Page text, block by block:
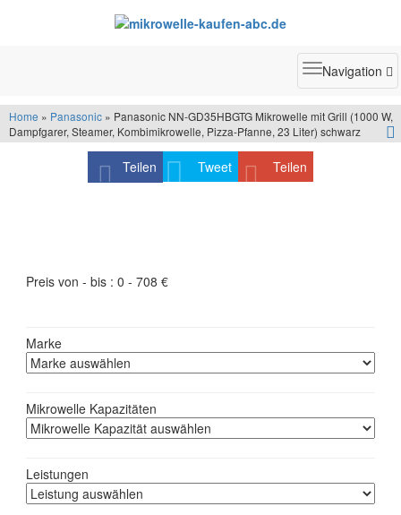
Toggle
Navigation
Home » Panasonic » Panasonic NN-GD35HBGTG Mikrowelle mit Grill (1000 W,
Dampfgarer, Steamer, Kombimikrowelle, Pizza-Pfanne, 23 Liter) schwarz
Teilen Tweet Teilen
Preis von - bis : 0 - 708 €
Marke
Mikrowelle Kapazitäten
Leistungen